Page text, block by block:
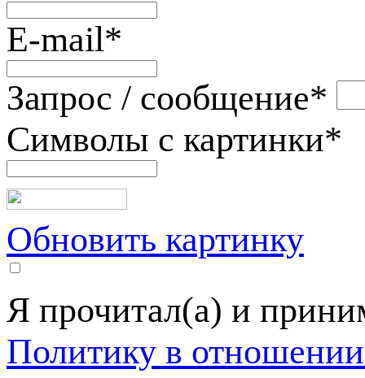
E-mail*
Запрос / сообщение*
Символы с картинки*
Обновить картинку
Я прочитал(а) и
Политику в